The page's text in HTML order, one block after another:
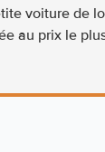
voiture de
au prix le